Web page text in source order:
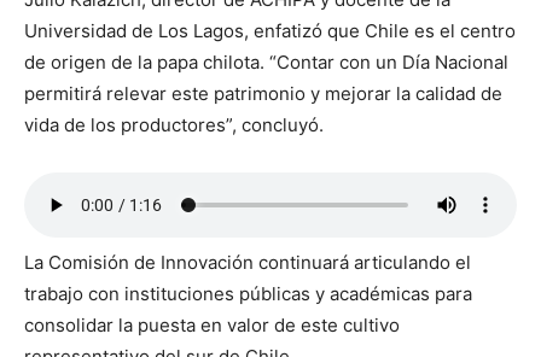
Universidad de Los Lagos, enfatizó que Chile es el centro
de origen de la papa chilota. “Contar con un Día Nacional
permitirá relevar este patrimonio y mejorar la calidad de
vida de los productores”, concluyó.
La Comisión de Innovación continuará articulando el
trabajo con instituciones públicas y académicas para
consolidar la puesta en valor de este cultivo